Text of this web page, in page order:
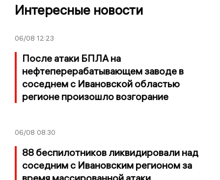
Интересные новости
06/08 12:23
После атаки БПЛА на
нефтеперерабатывающем заводе в
соседнем с Ивановской областью
регионе произошло возгорание
06/08 08:30
88 беспилотников ликвидировали над
соседним с Ивановским регионом за